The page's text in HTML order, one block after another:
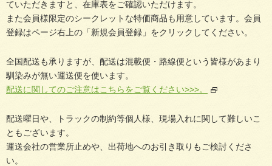
ていただきますと、在庫表をご確認いただけます。
また会員様限定のシークレットな特価商品も用意しています。会員
登録はページ右上の「新規会員登録」をクリックしてください。
全国配送も承りますが、配送は混載便・路線便という皆様があまり
馴染みが無い運送便を使います。
配送に関してのご注意はこちらをご覧ください>>>。
配送曜日や、トラックの制約等個人様、現場入れに関して難しいこ
ともございます。
運送会社の営業所止めや、出荷地へのお引き取りもご検討くださ
い。